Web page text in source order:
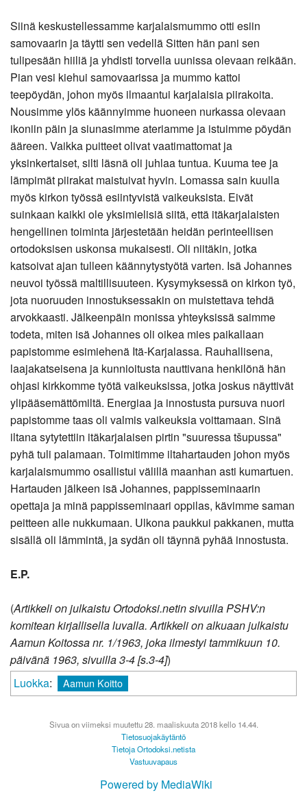
Siinä keskustellessamme karjalaismummo otti esiin
samovaarin ja täytti sen vedellä Sitten hän pani sen
tulipesään hiiliä ja yhdisti torvella uunissa olevaan reikään.
Pian vesi kiehui samovaarissa ja mummo kattoi
teepöydän, johon myös ilmaantui karjalaisia piirakoita.
Nousimme ylös käännyimme huoneen nurkassa olevaan
ikoniin päin ja siunasimme ateriamme ja istuimme pöydän
ääreen. Vaikka puitteet olivat vaatimattomat ja
yksinkertaiset, silti läsnä oli juhlaa tuntua. Kuuma tee ja
lämpimät piirakat maistuivat hyvin. Lomassa sain kuulla
myös kirkon työssä esiintyvistä vaikeuksista. Eivät
suinkaan kaikki ole yksimielisiä siitä, että itäkarjalaisten
hengellinen toiminta järjestetään heidän perinteellisen
ortodoksisen uskonsa mukaisesti. Oli niitäkin, jotka
katsoivat ajan tulleen käännytystyötä varten. Isä Johannes
neuvoi työssä maltillisuuteen. Kysymyksessä on kirkon työ,
jota nuoruuden innostuksessakin on muistettava tehdä
arvokkaasti. Jälkeenpäin monissa yhteyksissä saimme
todeta, miten isä Johannes oli oikea mies paikallaan
papistomme esimiehenä Itä-Karjalassa. Rauhallisena,
laajakatseisena ja kunnioitusta nauttivana henkilönä hän
ohjasi kirkkomme työtä vaikeuksissa, jotka joskus näyttivät
ylipääsemättömiltä. Energiaa ja innostusta pursuva nuori
papistomme taas oli valmis vaikeuksia voittamaan. Sinä
iltana sytytettiin itäkarjalaisen pirtin "suuressa tšupussa"
pyhä tuli palamaan. Toimitimme iltahartauden johon myös
karjalaismummo osallistui välillä maanhan asti kumartuen.
Hartauden jälkeen isä Johannes, pappisseminaarin
opettaja ja minä pappisseminaari oppilas, kävimme saman
peitteen alle nukkumaan. Ulkona paukkui pakkanen, mutta
sisällä oli lämmintä, ja sydän oli täynnä pyhää innostusta.
E.P.
(Artikkeli on julkaistu Ortodoksi.netin sivuilla PSHV:n
komitean kirjallisella luvalla. Artikkeli on alkuaan julkaistu
Aamun Koitossa nr. 1/1963, joka ilmestyi tammikuun 10.
päivänä 1963, sivuilla 3-4 [s.3-4])
Luokka: Aamun Koitto
Sivua on viimeksi muutettu 28. maaliskuuta 2018 kello 14.44.
Tietosuojakäytäntö
Tietoja Ortodoksi.netista
Vastuuvapaus
Powered by MediaWiki